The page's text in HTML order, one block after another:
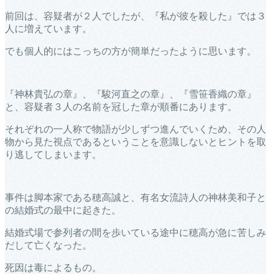
前回は、容疑者が２人でしたが、『私が彼を殺した』では３
人に増えています。
でも個人的にはこっちの方が簡単だったように思います。
『神林貴弘の章』、『駿河直之の章』、『雪笹香織の章』
と、容疑者３人の名前を冠した章が順番にあります。
それぞれの一人称で物語が少しずつ進んでいくため、その人
物から見た視点であるということを意識しないとヒントを取
り逃してしまいます。
事件は脚本家である穂高誠と、有名女流詩人の神林美和子と
の結婚式の最中に起きた。
結婚式場で参列者の間を歩いている途中に穂高が急に苦しみ
だして亡くなった。
死因は毒によるもの。